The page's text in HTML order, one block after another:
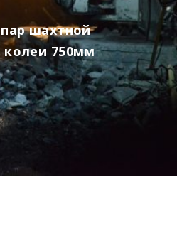
шахтной
колеи 750мм